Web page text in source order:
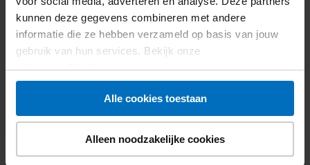
kunnen deze gegevens combineren met andere
informatie die ze hebben verzameld op basis van jouw
gebruik van hun services. Bekijk onze
privacyverklaring.
Alle cookies toestaan
Alleen noodzakelijke cookies
Diabeteszorg te veel werk voor
jongvolwassenen met diabetes type 1